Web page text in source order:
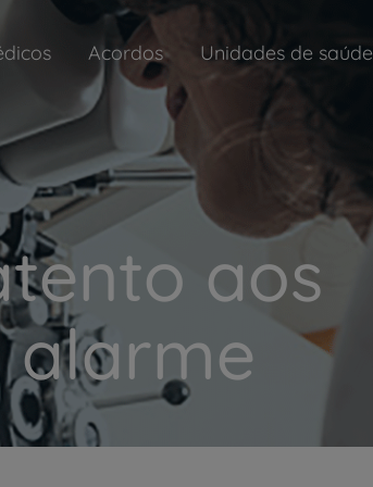
Acordos Unidades de saúde
aos
alarme